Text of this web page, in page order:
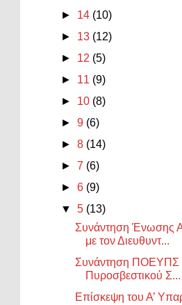
► 14 (10)
► 13 (12)
► 12 (5)
► 11 (9)
► 10 (8)
►9 (6)
►8 (14)
►7 (6)
►6 (9)
▼5 (13)
Συνάντηση Ένωσης
με τον Διευθυντ...
Συνάντηση ΠΟΕΥΠΣ
Πυροσβεστικού Σ...
Επίσκεψη του Α’